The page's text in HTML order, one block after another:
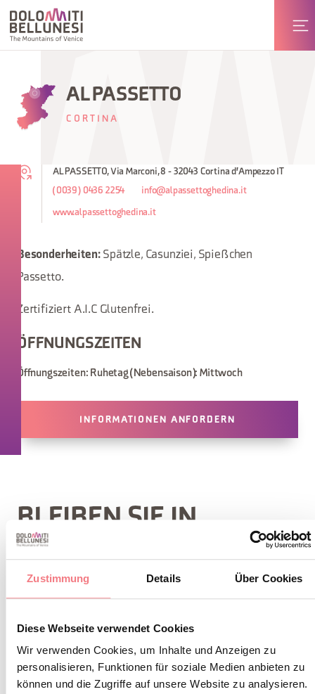
Zustimmung Details Über Cookies
Diese Webseite verwendet Cookies
Wir verwenden Cookies, um Inhalte und Anzeigen zu
personalisieren, Funktionen für soziale Medien anbieten zu
können und die Zugriffe auf unsere Website zu analysieren.
AL PASSETTO
CORTINA
AL PASSETTO, Via Marconi, 8 - 32043 Cortina d'Ampezzo IT
(0039) 0436 2254 info@alpassettoghedina.it
www.alpassettoghedina.it
Besonderheiten: Spätzle, Casunziei, Spießchen
Passetto.
Zertifiziert A.I.C Glutenfrei.
ÖFFNUNGSZEITEN
Öffnungszeiten: Ruhetag (Nebensaison):Mittwoch
INFORMATIONEN ANFORDERN
BLEIBEN SIE IN
KONTAKT
Abonnieren Sie den Newsletter der Belluneser
Sie erhalten Nachrichten, Informationen,
Reiserouten, Ideen und Tipps für Ihren Urlaub
zu jeder Jahreszeit.